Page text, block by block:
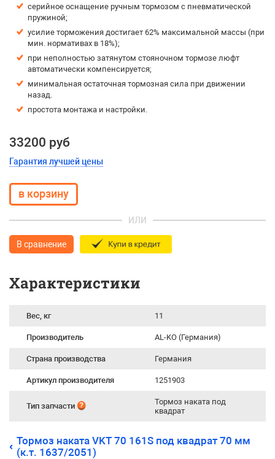
серийное оснащение ручным тормозом с пневматической
пружиной;
усилие торможения достигает 62% максимальной массы (при
мин. нормативах в 18%);
при неполностью затянутом стояночном тормозе люфт
автоматически компенсируется;
минимальная остаточная тормозная сила при движении
назад.
простота монтажа и настройки.
33200 руб
Гарантия лучшей цены
ИЛИ
В сравнение
Характеристики
Вес, кг 11
Производитель AL-KO (Германия)
Страна производства Германия
Артикул производителя 1251903
Тип запчасти
Тормоз наката под
квадрат
Тормоз наката VKT 70 161S под квадрат 70 мм
(к.т. 1637/2051)